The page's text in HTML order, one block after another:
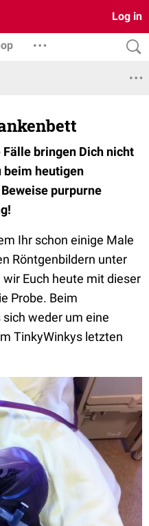
Log in
bringen Dich nicht
beim heutigen
purpurne
Ihr schon einige Male
Röntgenbildern unter
Euch heute mit dieser
Probe. Beim
weder um eine
TinkyWinkys letzten